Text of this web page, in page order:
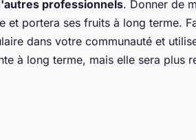
professionnels. Donner de
et portera ses fruits à long terme.
dans votre communauté et
à long terme, mais elle sera plus